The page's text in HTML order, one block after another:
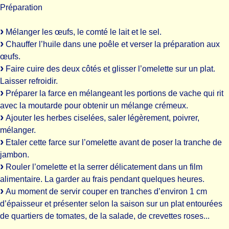
Préparation
Mélanger les œufs, le comté le lait et le sel.
Chauffer l’huile dans une poêle et verser la préparation aux
œufs.
Faire cuire des deux côtés et glisser l’omelette sur un plat.
Laisser refroidir.
Préparer la farce en mélangeant les portions de vache qui rit
avec la moutarde pour obtenir un mélange crémeux.
Ajouter les herbes ciselées, saler légèrement, poivrer,
mélanger.
Etaler cette farce sur l’omelette avant de poser la tranche de
jambon.
Rouler l’omelette et la serrer délicatement dans un film
alimentaire. La garder au frais pendant quelques heures.
Au moment de servir couper en tranches d’environ 1 cm
d’épaisseur et présenter selon la saison sur un plat entourées
de quartiers de tomates, de la salade, de crevettes roses...